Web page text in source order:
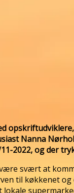
Nanna
2022, og der
svært at
til køkkenet